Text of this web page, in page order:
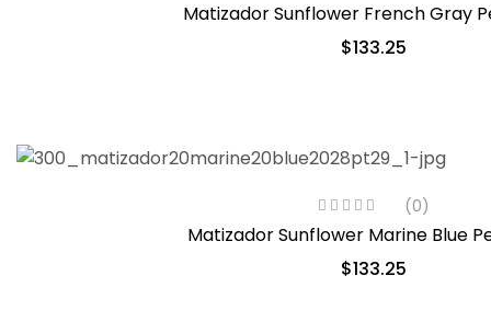
Matizador Sunflower French Gray
$133.25
(0)
Matizador Sunflower Marine Blue
$133.25